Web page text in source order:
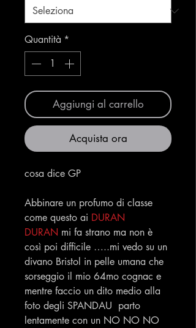
Quantità *
Aggiungi al carrello
Acquista ora
cosa dice GP
Abbinare un profumo di classe
come questo ai DURAN
DURAN mi fa strano ma non è
così poi difficile …..mi vedo su un
divano Bristol in pelle umana che
sorseggio il mio 64mo cognac e
mentre faccio un dito medio alla
foto degli SPANDAU parto
lentamente con un NO NO NO